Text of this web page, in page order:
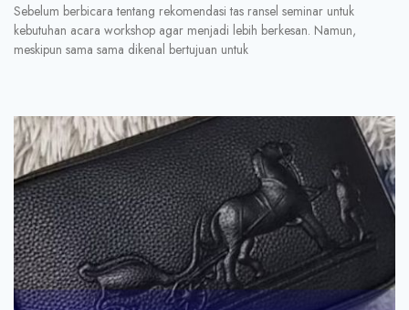
Sebelum berbicara tentang rekomendasi tas ransel seminar untuk
kebutuhan acara workshop agar menjadi lebih berkesan. Namun,
meskipun sama sama dikenal bertujuan untuk